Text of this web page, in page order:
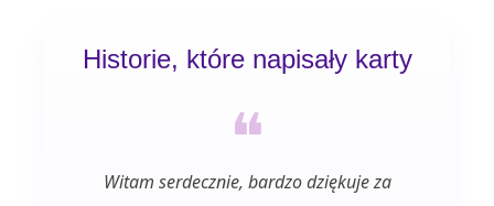
Historie, które napisały karty
❝
Witam serdecznie, bardzo dziękuje za